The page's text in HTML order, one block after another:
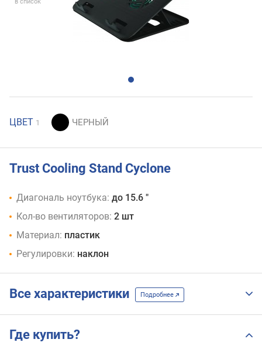
ЦВЕТ 1
Trust Cooling Stand Cyclone
Диагональ ноутбука: до 15.6 "
Кол-во вентиляторов: 2 шт
Материал: пластик
Регулировки: наклон
Все характеристики Подробнее
Где купить?